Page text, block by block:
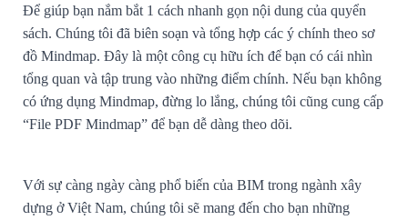
Để giúp bạn nắm bắt 1 cách nhanh gọn nội dung của quyển
sách. Chúng tôi đã biên soạn và tổng hợp các ý chính theo sơ
đồ Mindmap. Đây là một công cụ hữu ích để bạn có cái nhìn
tổng quan và tập trung vào những điểm chính. Nếu bạn không
có ứng dụng Mindmap, đừng lo lắng, chúng tôi cũng cung cấp
“File PDF Mindmap” để bạn dễ dàng theo dõi.
Với sự càng ngày càng phổ biến của BIM trong ngành xây
dựng ở Việt Nam, chúng tôi sẽ mang đến cho bạn những